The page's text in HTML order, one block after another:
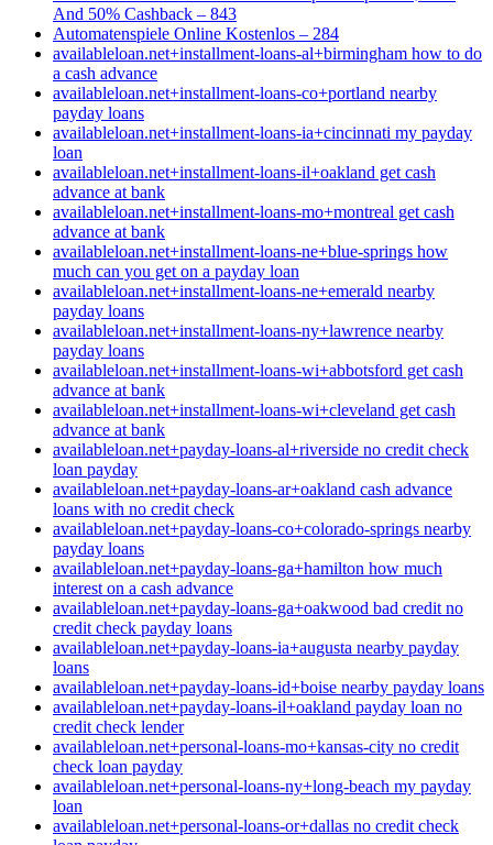
And 50% Cashback – 843
Automatenspiele Online Kostenlos – 284
availableloan.net+installment-loans-al+birmingham how to do
a cash advance
availableloan.net+installment-loans-co+portland nearby
payday loans
availableloan.net+installment-loans-ia+cincinnati my payday
loan
availableloan.net+installment-loans-il+oakland get cash
advance at bank
availableloan.net+installment-loans-mo+montreal get cash
advance at bank
availableloan.net+installment-loans-ne+blue-springs how
much can you get on a payday loan
availableloan.net+installment-loans-ne+emerald nearby
payday loans
availableloan.net+installment-loans-ny+lawrence nearby
payday loans
availableloan.net+installment-loans-wi+abbotsford get cash
advance at bank
availableloan.net+installment-loans-wi+cleveland get cash
advance at bank
availableloan.net+payday-loans-al+riverside no credit check
loan payday
availableloan.net+payday-loans-ar+oakland cash advance
loans with no credit check
availableloan.net+payday-loans-co+colorado-springs nearby
payday loans
availableloan.net+payday-loans-ga+hamilton how much
interest on a cash advance
availableloan.net+payday-loans-ga+oakwood bad credit no
credit check payday loans
availableloan.net+payday-loans-ia+augusta nearby payday
loans
availableloan.net+payday-loans-id+boise nearby payday loans
availableloan.net+payday-loans-il+oakland payday loan no
credit check lender
availableloan.net+personal-loans-mo+kansas-city no credit
check loan payday
availableloan.net+personal-loans-ny+long-beach my payday
loan
availableloan.net+personal-loans-or+dallas no credit check